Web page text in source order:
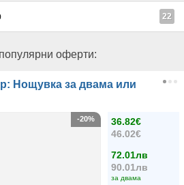
22
оферти:
Нощувка за двама или
36.82€
46.02€
72.01лв
90.01лв
за двама
-20%